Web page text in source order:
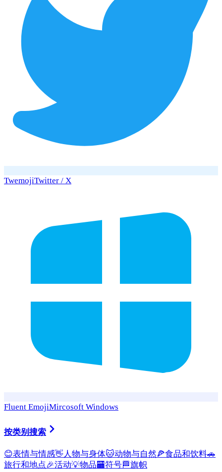
TwemojiTwitter / X
Fluent EmojiMircosoft Windows
按类别搜索
😊表情与情感👋 人物与身体🐱动物与自然🍕食品和饮料🚗
旅行和地点🎉活动💡物品🏧符号🏁旗帜